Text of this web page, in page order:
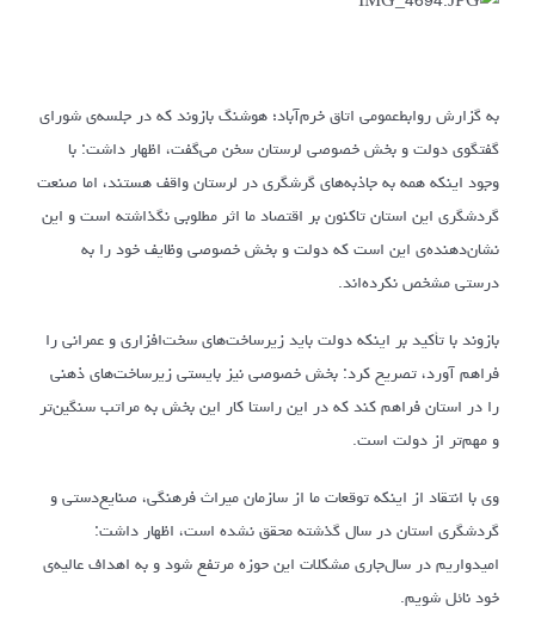
به گزارش روابط‌عمومی اتاق خرم‌آباد؛ هوشنگ بازوند که در جلسه‌ی شورای
گفتگوی دولت و بخش خصوصی لرستان سخن می‌گفت، اظهار داشت: با
وجود اینکه همه به جاذبه‌های گرشگری در لرستان واقف هستند، اما صنعت
گردشگری این استان تاکنون بر اقتصاد ما اثر مطلوبی نگذاشته است و این
نشان‌دهنده‌ی این است که دولت و بخش خصوصی وظایف خود را به
درستی مشخص نکرده‌اند.
بازوند با تأکید بر اینکه دولت باید زیرساخت‌های سخت‌افزاری و عمرانی را
فراهم آورد، تصریح کرد: بخش خصوصی نیز بایستی زیرساخت‌های ذهنی
را در استان فراهم کند که در این راستا کار این بخش به مراتب سنگین‌تر
و مهم‌تر از دولت است.
وی با انتقاد از اینکه توقعات ما از سازمان میراث فرهنگی، صنایع‌دستی و
گردشگری استان در سال گذشته محقق نشده است، اظهار داشت:
امیدواریم در سال‌جاری مشکلات این حوزه مرتفع شود و به اهداف عالیه‌ی
خود نائل شویم.